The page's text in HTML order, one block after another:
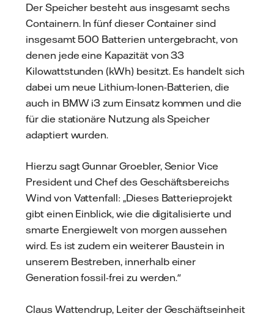
Der Speicher besteht aus insgesamt sechs
Containern. In fünf dieser Container sind
insgesamt 500 Batterien untergebracht, von
denen jede eine Kapazität von 33
Kilowattstunden (kWh) besitzt. Es handelt sich
dabei um neue Lithium-Ionen-Batterien, die
auch in BMW i3 zum Einsatz kommen und die
für die stationäre Nutzung als Speicher
adaptiert wurden.
Hierzu sagt Gunnar Groebler, Senior Vice
President und Chef des Geschäftsbereichs
Wind von Vattenfall: „Dieses Batterieprojekt
gibt einen Einblick, wie die digitalisierte und
smarte Energiewelt von morgen aussehen
wird. Es ist zudem ein weiterer Baustein in
unserem Bestreben, innerhalb einer
Generation fossil-frei zu werden."
Claus Wattendrup, Leiter der Geschäftseinheit